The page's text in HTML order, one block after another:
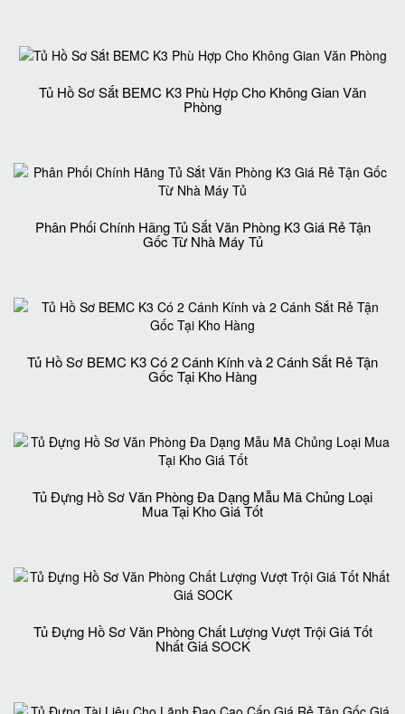
Tủ Hồ Sơ Sắt BEMC K3 Phù Hợp Cho Không Gian Văn
Phòng
Phân Phối Chính Hãng Tủ Sắt Văn Phòng K3 Giá Rẻ Tận
Gốc Từ Nhà Máy Tủ
Tủ Hồ Sơ BEMC K3 Có 2 Cánh Kính và 2 Cánh Sắt Rẻ Tận
Gốc Tại Kho Hàng
Tủ Đựng Hồ Sơ Văn Phòng Đa Dạng Mẫu Mã Chủng Loại
Mua Tại Kho Giá Tốt
Tủ Đựng Hồ Sơ Văn Phòng Chất Lượng Vượt Trội Giá Tốt
Nhất Giá SOCK